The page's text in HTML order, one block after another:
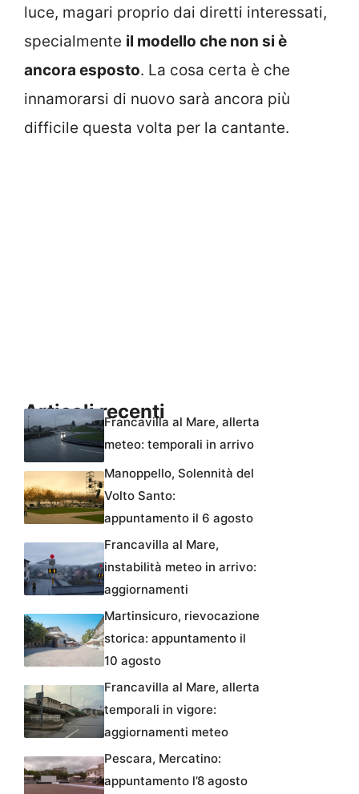
luce, magari proprio dai diretti interessati,
specialmente il modello che non si è
ancora esposto. La cosa certa è che
innamorarsi di nuovo sarà ancora più
difficile questa volta per la cantante.
Articoli recentiFrancavilla al Mare, allerta
meteo: temporali in arrivo
Manoppello, Solennità del
Volto Santo:
appuntamento il 6 agosto
Francavilla al Mare,
instabilità meteo in arrivo:
aggiornamenti
Martinsicuro, rievocazione
storica: appuntamento il
10 agosto
Francavilla al Mare, allerta
temporali in vigore:
aggiornamenti meteo
Pescara, Mercatino:
appuntamento l’8 agosto